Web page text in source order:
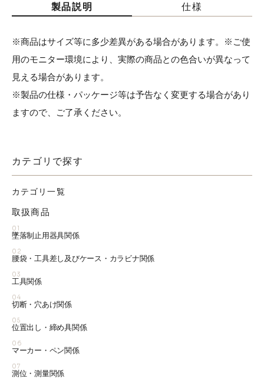
製品説明 仕様
※商品はサイズ等に多少差異がある場合があります。※ご使
用のモニター環境により、実際の商品との色合いが異なって
見える場合があります。
※製品の仕様・パッケージ等は予告なく変更する場合があり
ますので、ご了承ください。
カテゴリで探す
カテゴリ一覧
取扱商品
01
墜落制止用器具関係
02
腰袋・工具差し及びケース・カラビナ関係
03
工具関係
04
切断・穴あけ関係
05
位置出し・締め具関係
06
マーカー・ペン関係
07
測位・測量関係